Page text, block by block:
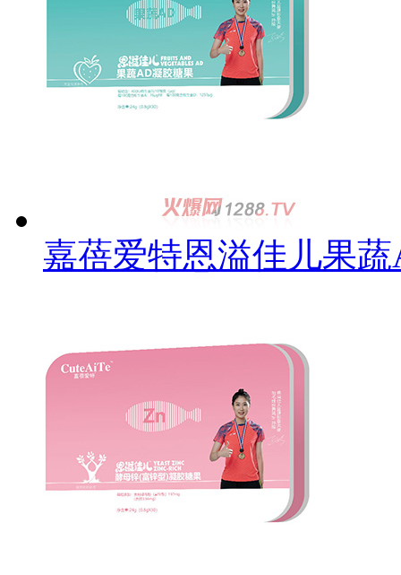
嘉蓓爱特恩溢佳儿果